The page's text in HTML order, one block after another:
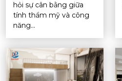
hỏi sự cân bằng giữa
tính thẩm mỹ và công
năng...